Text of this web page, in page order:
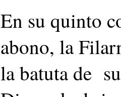
En su quinto
abono, la
la batuta de